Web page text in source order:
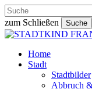
Skip
to
main
content
zum Schließen
Suche
Close
search
Menu
Home
Stadt
Stadtbilder
Abbruch